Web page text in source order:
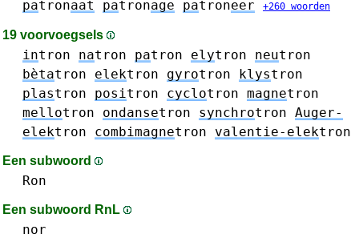
patronaat patronage patroneer +260 woorden
19 voorvoegsels
intron natron patron elytron neutron
bètatron elektron gyrotron klystron
plastron positron cyclotron magnetron
mellotron ondansetron synchrotron Auger-
elektron combimagnetron valentie-elektron
Een subwoord
Ron
Een subwoord RnL
nor